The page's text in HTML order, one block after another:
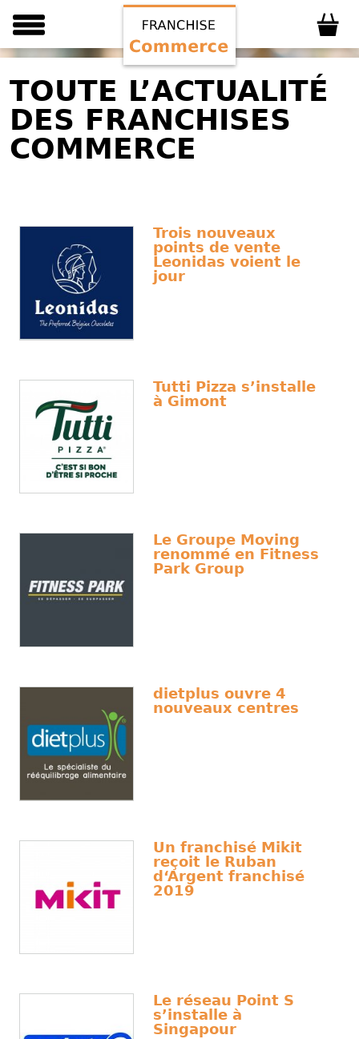
TOUTE L’ACTUALITÉ
DES FRANCHISES
COMMERCE
Trois nouveaux
points de vente
Leonidas voient le
jour
Tutti Pizza s’installe
à Gimont
Le Groupe Moving
renommé en Fitness
Park Group
dietplus ouvre 4
nouveaux centres
Un franchisé Mikit
reçoit le Ruban
d‘Argent franchisé
2019
Le réseau Point S
s’installe à
Singapour